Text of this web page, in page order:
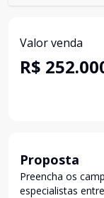
Valor venda
R$
Proposta
Preencha os
especialistas